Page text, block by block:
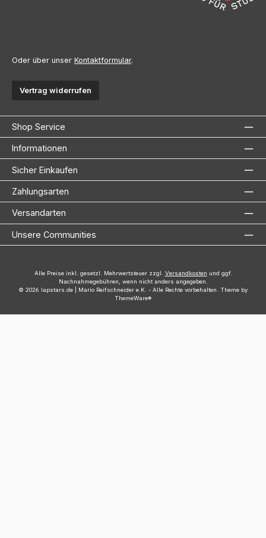
Oder über unser Kontaktformular.
Vertrag widerrufen
Shop Service
Informationen
Sicher Einkaufen
Zahlungsarten
Versandarten
Unsere Communities
Alle Preise inkl. gesetzl. Mehrwertsteuer zzgl. Versandkosten und ggf.
Nachnahmegebühren, wenn nicht anders angegeben.
© 2026 lapstars.de | Mario Reifschneider e.K. - Alle Rechte vorbehalten. Theme by
ThemeWare®